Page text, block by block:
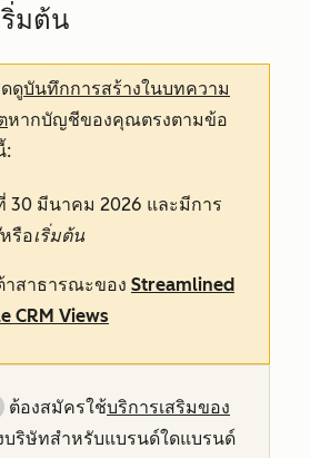
มต้น
ดูบันทึกการสร้างในบทความ
หากบัญชีของคุณตรงตามข้อ
:
30 มีนาคม 2026 และมีการ
หรือเริ่มต้น
าสาธารณะของ Streamlined
CRM Views
ต้องสมัครใช้บริการเสริมของ
บริษัทสำหรับแบรนด์ใดแบรนด์